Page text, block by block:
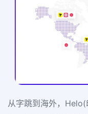
从字跳到海外，Helo(